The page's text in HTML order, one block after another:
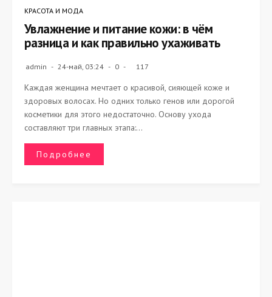
КРАСОТА И МОДА
Увлажнение и питание кожи: в чём
разница и как правильно ухаживать
admin 24-май, 03:24 0 117
Каждая женщина мечтает о красивой, сияющей коже и
здоровых волосах. Но одних только генов или дорогой
косметики для этого недостаточно. Основу ухода
составляют три главных этапа:...
Подробнее